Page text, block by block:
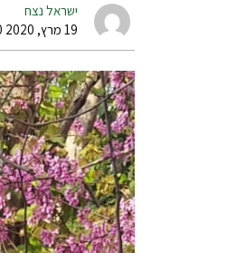
ישראל נצח
19 מרץ, 2020 11:00